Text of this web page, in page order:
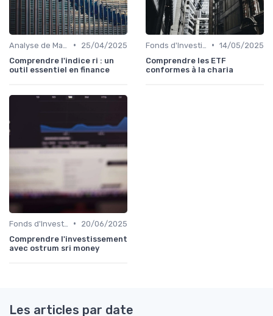
•
25/04/2025
Comprendre l'indice ri : un
outil essentiel en finance
• 14/05/2025
Comprendre les ETF
conformes à la charia
•
20/06/2025
Comprendre l'investissement
avec ostrum sri money
Les articles par date